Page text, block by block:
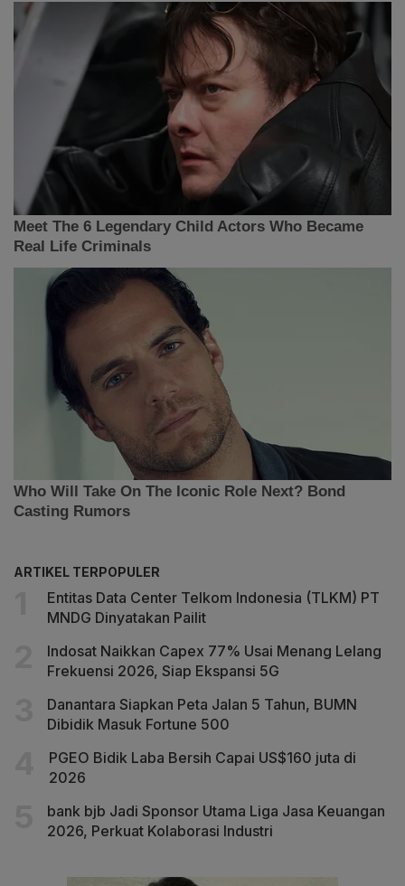
ARTIKEL TERPOPULER
Entitas Data Center Telkom Indonesia (TLKM) PT
MNDG Dinyatakan Pailit
Indosat Naikkan Capex 77% Usai Menang Lelang
Frekuensi 2026, Siap Ekspansi 5G
Danantara Siapkan Peta Jalan 5 Tahun, BUMN
Dibidik Masuk Fortune 500
PGEO Bidik Laba Bersih Capai US$160 juta di
2026
bank bjb Jadi Sponsor Utama Liga Jasa Keuangan
2026, Perkuat Kolaborasi Industri